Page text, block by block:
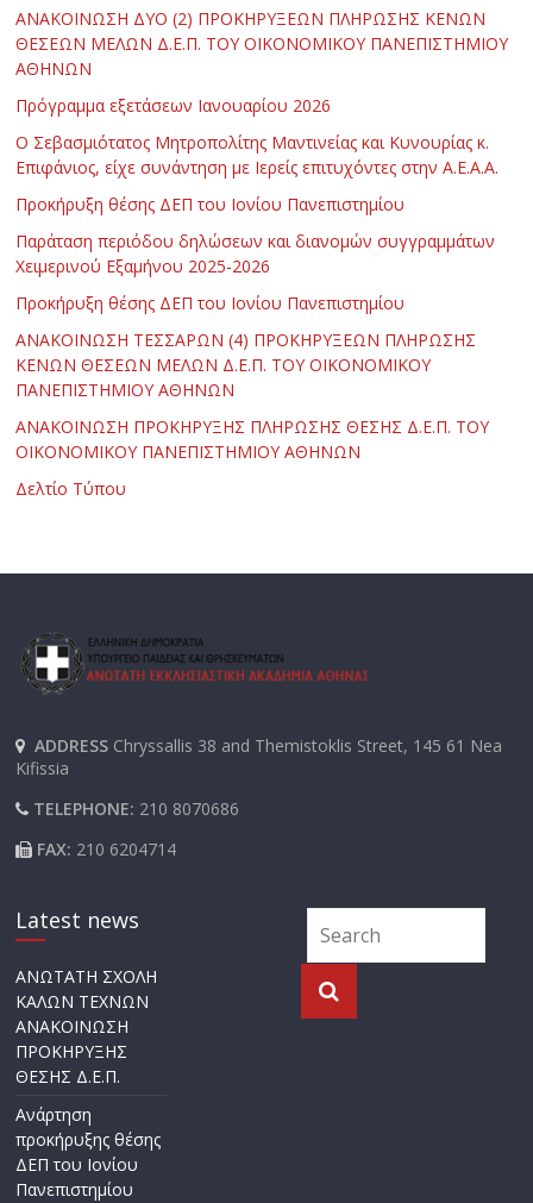
ΑΝΑΚΟΙΝΩΣΗ ΔΥΟ (2) ΠΡΟΚΗΡΥΞΕΩΝ ΠΛΗΡΩΣΗΣ ΚΕΝΩΝ
ΘΕΣΕΩΝ ΜΕΛΩΝ Δ.Ε.Π. ΤΟΥ ΟΙΚΟΝΟΜΙΚΟΥ ΠΑΝΕΠΙΣΤΗΜΙΟΥ
ΑΘΗΝΩΝ
Πρόγραμμα εξετάσεων Ιανουαρίου 2026
Ο Σεβασμιότατος Μητροπολίτης Μαντινείας και Κυνουρίας κ.
Επιφάνιος, είχε συνάντηση με Ιερείς επιτυχόντες στην Α.Ε.Α.Α.
Προκήρυξη θέσης ΔΕΠ του Ιονίου Πανεπιστημίου
Παράταση περιόδου δηλώσεων και διανομών συγγραμμάτων
Χειμερινού Εξαμήνου 2025-2026
Προκήρυξη θέσης ΔΕΠ του Ιονίου Πανεπιστημίου
ΑΝΑΚΟΙΝΩΣΗ ΤΕΣΣΑΡΩΝ (4) ΠΡΟΚΗΡΥΞΕΩΝ ΠΛΗΡΩΣΗΣ
ΚΕΝΩΝ ΘΕΣΕΩΝ ΜΕΛΩΝ Δ.Ε.Π. ΤΟΥ ΟΙΚΟΝΟΜΙΚΟΥ
ΠΑΝΕΠΙΣΤΗΜΙΟΥ ΑΘΗΝΩΝ
ΑΝΑΚΟΙΝΩΣΗ ΠΡΟΚΗΡΥΞΗΣ ΠΛΗΡΩΣΗΣ ΘΕΣΗΣ Δ.Ε.Π. ΤΟΥ
ΟΙΚΟΝΟΜΙΚΟΥ ΠΑΝΕΠΙΣΤΗΜΙΟΥ ΑΘΗΝΩΝ
Δελτίο Τύπου
ADDRESS Chryssallis 38 and Themistoklis Street, 145 61 Nea
Kifissia
TELEPHONE: 210 8070686
FAX: 210 6204714
Latest news
ΑΝΩΤΑΤΗ ΣΧΟΛΗ
ΚΑΛΩΝ ΤΕΧΝΩΝ
ΑΝΑΚΟΙΝΩΣΗ
ΠΡΟΚΗΡΥΞΗΣ
ΘΕΣΗΣ Δ.Ε.Π.
Ανάρτηση
προκήρυξης θέσης
ΔΕΠ του Ιονίου
Πανεπιστημίου